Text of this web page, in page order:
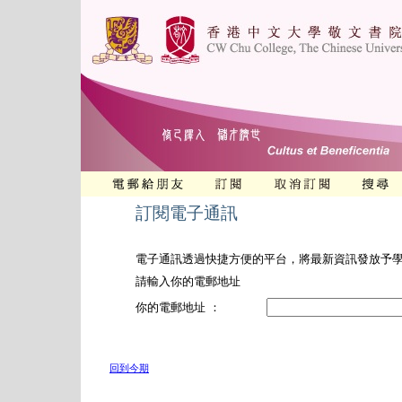
訂閱電子通訊
電子通訊透過快捷方便的平台，將最新資訊發放予
請輸入你的電郵地址
你的電郵地址 ：
回到今期